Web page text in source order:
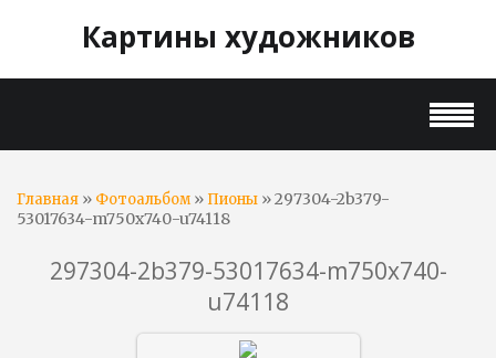
Картины художников
Главная » Фотоальбом» Пионы » 297304-2b379-
53017634-m750x740-u74118
297304-2b379-53017634-m750x740-
u74118